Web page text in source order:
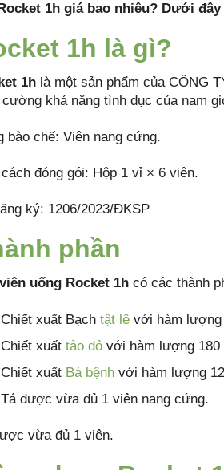
1h giá bao nhiêu? Dưới
1h là gì?
1h là một sản phẩm của CÔNG
cường khả năng tình dục của nam
bào chế: Viên nang cứng.
đóng gói: Hộp 1 vỉ × 6 viên.
ký: 1206/2023/ĐKSP
phần
viên uống Rocket 1h có các thành
Chiết xuất Bạch tật lê với hàm lượng
Chiết xuất tảo đỏ với hàm lượng 180
Chiết xuất Bá bệnh với hàm lượng
Tá dược vừa đủ 1 viên nang cứng.
vừa đủ 1 viên.